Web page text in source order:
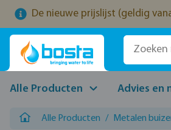
de hoofdinhoud
Ga naar de zoekopdracht
Ga naar de hoofdnavigatie
De nieuwe prijslijst (geldig
Alle Producten Advies en
Alle Producten / Metalen